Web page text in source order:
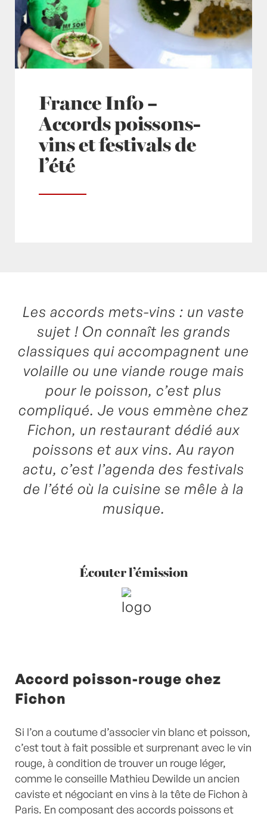
France Info –
Accords poissons-
vins et festivals de
l’été
Posté à 10:00hin- Actualités -,- Radio - by
Laurent Mariotte
0 Commentaires
Les accords mets-vins : un vaste
sujet ! On connaît les grands
classiques qui accompagnent une
volaille ou une viande rouge mais
pour le poisson, c’est plus
compliqué. Je vous emmène chez
Fichon, un restaurant dédié aux
poissons et aux vins. Au rayon
actu, c’est l’agenda des festivals
de l’été où la cuisine se mêle à la
musique.
Écouter l’émission
Accord poisson-rouge chez
Fichon
Si l’on a coutume d’associer vin blanc et poisson,
c’est tout à fait possible et surprenant avec le vin
rouge, à condition de trouver un rouge léger,
comme le conseille Mathieu Dewilde un ancien
caviste et négociant en vins à la tête de Fichon à
Paris. En composant des accords poissons et